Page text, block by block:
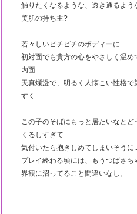
触りたくなるような、透き通るよう
美肌の持ち主?
若々しいピチピチのボディーに
初対面でも貴方の心をやさしく温め
内面
天真爛漫で、明るく人懐こい性格で
すく
この子のそばにもっと居たいなとど
くるしすぎて
気付いたら抱きしめてしまいそうに
プレイ終わる頃には、もうつばさち
界観に沼ってること間違いなし。